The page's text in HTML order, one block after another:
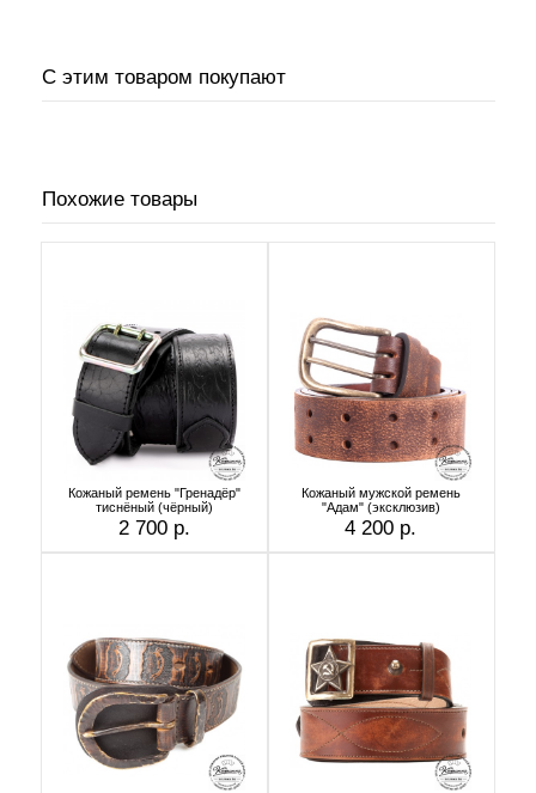
С этим товаром покупают
Похожие товары
Кожаный ремень "Гренадёр"
тиснёный (чёрный)
2 700 р.
Кожаный мужской ремень
"Адам" (эксклюзив)
4 200 р.